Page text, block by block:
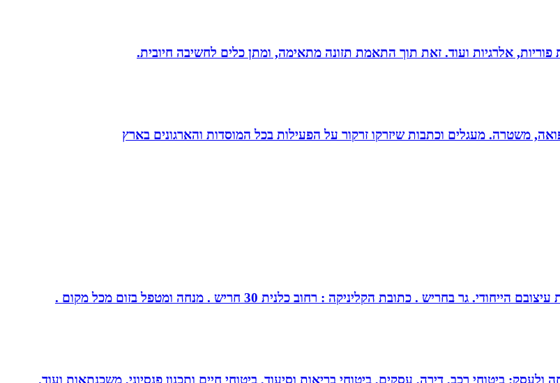
פוריות, אלרגיות ועוד. זאת תוך התאמת תזונה מתאימה, ומתן כלים לחשיבה חיובית.
משטרה. מעגלים וכתבות שיזרקו זרקור על הפעילות בכל המוסדות והארגונים בארץ
. כתובת הקליניקה : רחוב כלנית 30 חריש . מנחה ומטפל בזום מכל מקום .
ולעסק: ביטוחי רכב, דירה, עסקים, ביטוחי בריאות וסיעוד, ביטוחי חיים ותכנון פנסיוני, משכנתאות ועוד.